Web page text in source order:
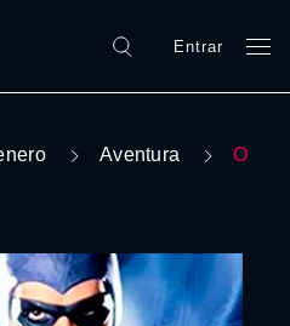
Entrar
Aventura
O